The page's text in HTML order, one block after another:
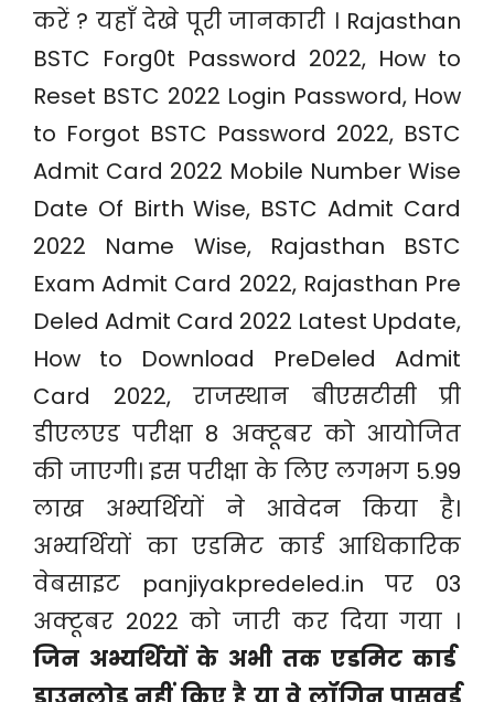
करें ? यहाँ देखे पूरी जानकारी । Rajasthan
BSTC Forg0t Password 2022, How to
Reset BSTC 2022 Login Password, How
to Forgot BSTC Password 2022, BSTC
Admit Card 2022 Mobile Number Wise
Date Of Birth Wise, BSTC Admit Card
2022 Name Wise, Rajasthan BSTC
Exam Admit Card 2022, Rajasthan Pre
Deled Admit Card 2022 Latest Update,
How to Download PreDeled Admit
Card 2022, राजस्थान बीएसटीसी प्री
डीएलएड परीक्षा 8 अक्टूबर को आयोजित
की जाएगी। इस परीक्षा के लिए लगभग 5.99
लाख अभ्यर्थियों ने आवेदन किया है।
अभ्यर्थियों का एडमिट कार्ड आधिकारिक
वेबसाइट panjiyakpredeled.in पर 03
अक्टूबर 2022 को जारी कर दिया गया ।
जिन अभ्यर्थियों के अभी तक एडमिट कार्ड